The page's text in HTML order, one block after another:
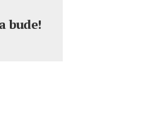
bude!